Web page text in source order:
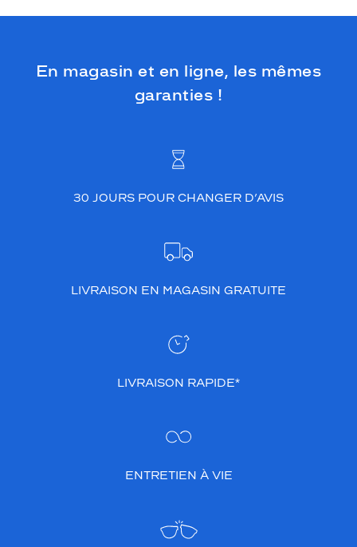
En magasin et en ligne, les mêmes
garanties !
30 JOURS POUR CHANGER D’AVIS
LIVRAISON EN MAGASIN GRATUITE
LIVRAISON RAPIDE*
ENTRETIEN À VIE